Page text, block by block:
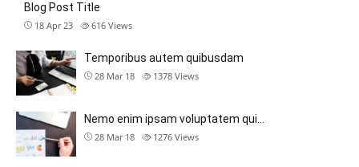
Blog Post Title
18 Apr 23 616 Views
Temporibus autem quibusdam
28 Mar 18 1378 Views
Nemo enim ipsam voluptatem qui…
28 Mar 18 1276 Views